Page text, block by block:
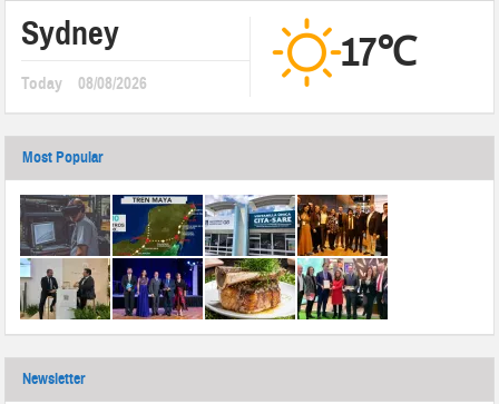
Sydney
Today 08/08/2026
17℃
Most Popular
Newsletter